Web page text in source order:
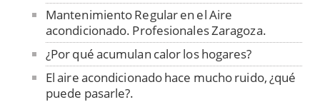
Mantenimiento Regular en el Aire
acondicionado. Profesionales Zaragoza.
¿Por qué acumulan calor los hogares?
El aire acondicionado hace mucho ruido, ¿qué
puede pasarle?.